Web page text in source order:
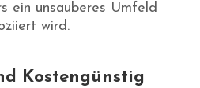
ein unsauberes Umfeld
wird.
Kostengünstig